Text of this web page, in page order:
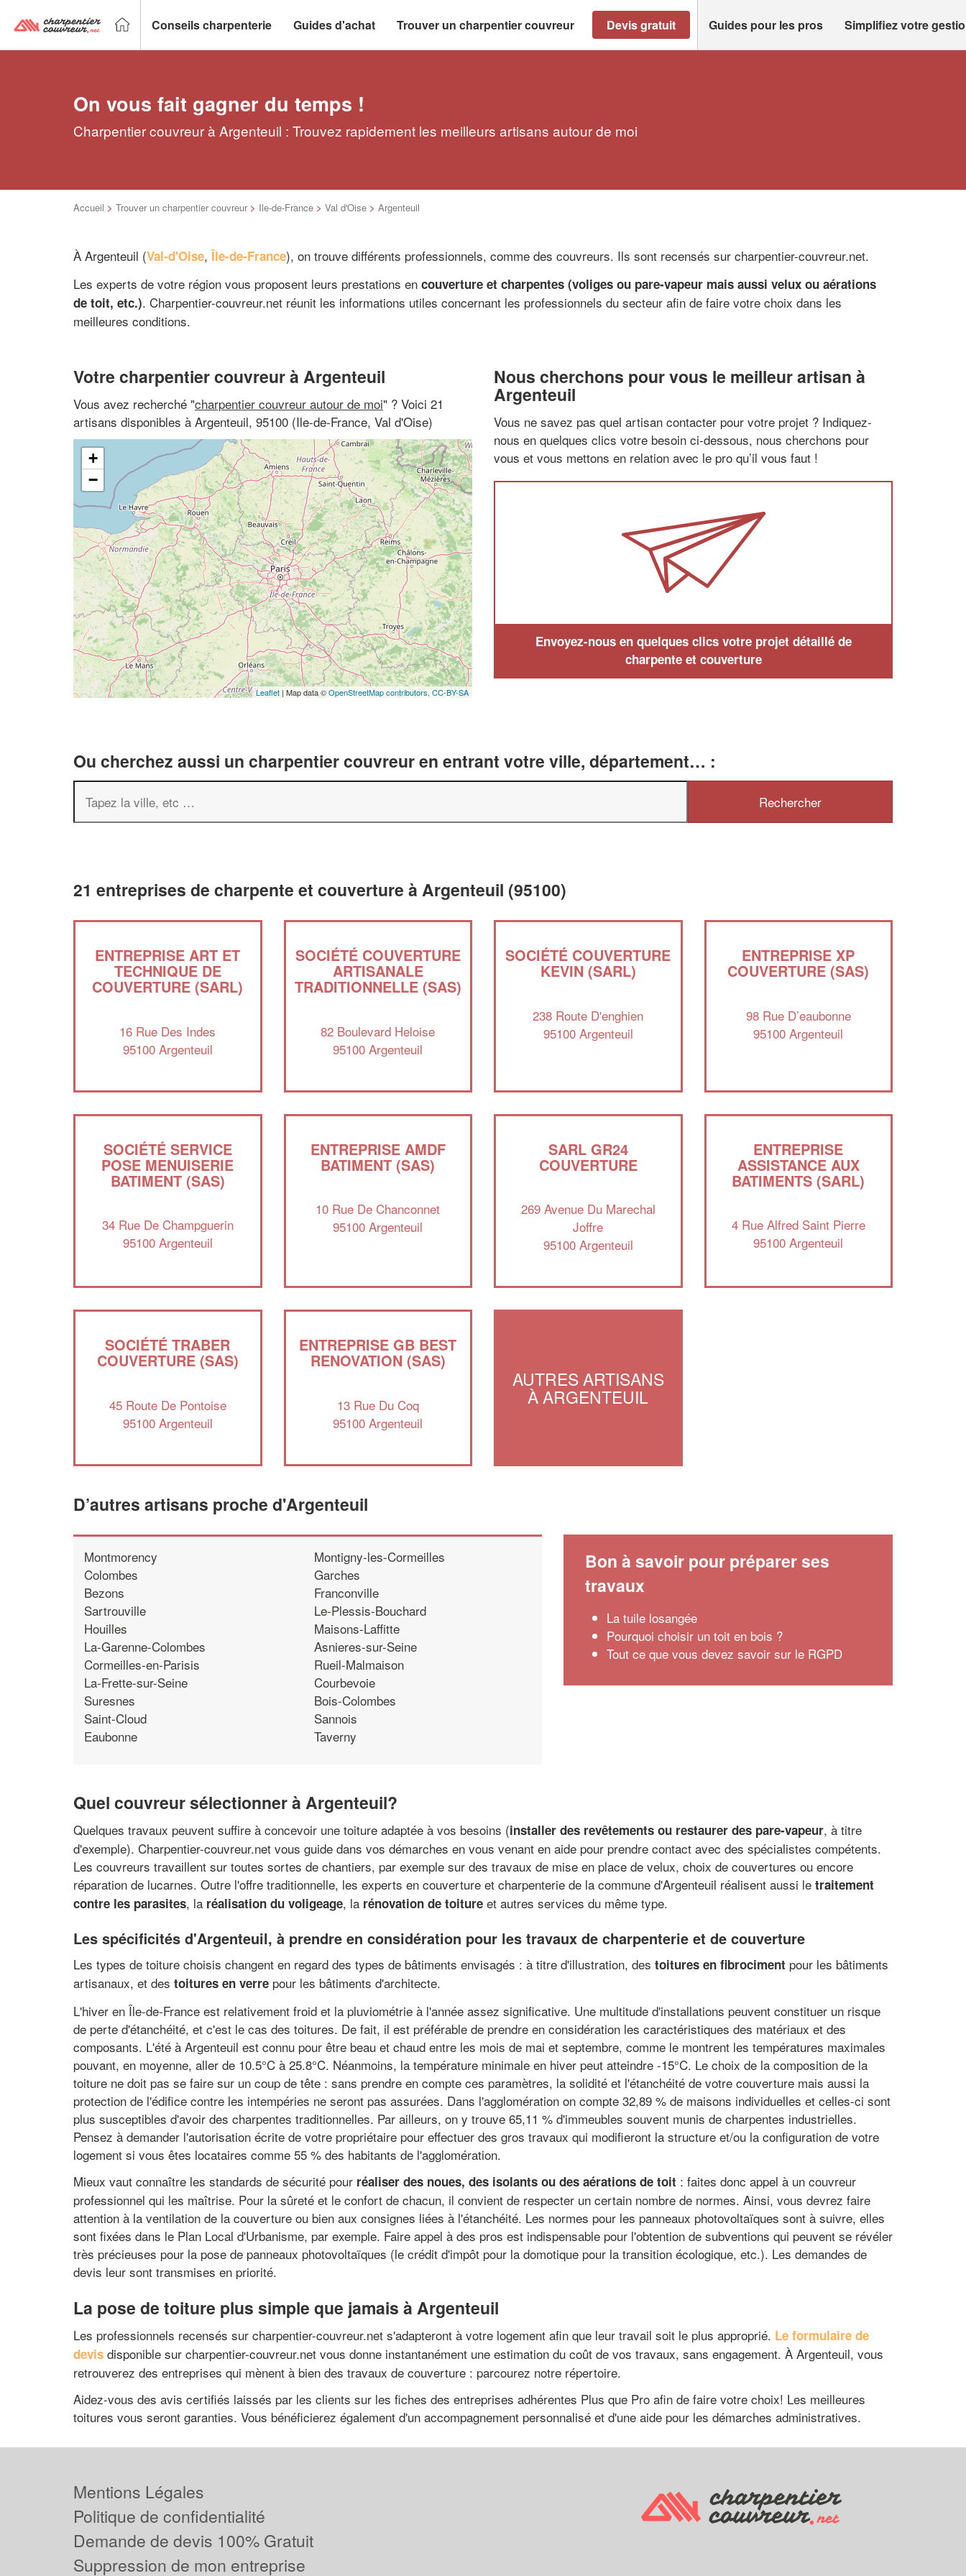
Conseils charpenterie Guides d'achat Trouver un charpentier couvreur Devis gratuit Guides pour les pros Simplifiez votre
On vous fait gagner du temps !
Charpentier couvreur à Argenteuil : Trouvez rapidement les meilleurs artisans autour de moi
Accueil > Trouver un charpentier couvreur > Ile-de-France > Val d'Oise > Argenteuil
À Argenteuil (Val-d'Oise,Île-de-France), on trouve différents professionnels, comme des couvreurs. Ils sont recensés sur charpentier-couvreur.net.
Les experts de votre région vous proposent leurs prestations en couverture et charpentes (voliges ou pare-vapeur mais aussi velux ou aérations
de toit, etc.). Charpentier-couvreur.net réunit les informations utiles concernant les professionnels du secteur afin de faire votre choix dans les
meilleures conditions.
Votre charpentier couvreur à Argenteuil
Vous avez recherché "charpentier couvreur autour de moi" ? Voici 21
artisans disponibles à Argenteuil, 95100 (Ile-de-France, Val d'Oise)
+
−
Leaflet | Map data ©OpenStreetMap contributors, CC-BY-SA
Nous cherchons pour vous le meilleur artisan à
Argenteuil
Vous ne savez pas quel artisan contacter pour votre projet ? Indiquez-
nous en quelques clics votre besoin ci-dessous, nous cherchons pour
vous et vous mettons en relation avec le pro qu’il vous faut !
Envoyez-nous en quelques clics votre projet détaillé de
charpente et couverture
Ou cherchez aussi un charpentier couvreur en entrant votre ville, département… :
21 entreprises de charpente et couverture à Argenteuil (95100)
ENTREPRISE ART ET
TECHNIQUE DE
COUVERTURE (SARL)
16 Rue Des Indes
95100 Argenteuil
SOCIÉTÉ COUVERTURE
ARTISANALE
TRADITIONNELLE (SAS)
82 Boulevard Heloise
95100 Argenteuil
SOCIÉTÉ COUVERTURE
KEVIN (SARL)
238 Route D'enghien
95100 Argenteuil
ENTREPRISE XP
COUVERTURE (SAS)
98 Rue D’eaubonne
95100 Argenteuil
SOCIÉTÉ SERVICE
POSE MENUISERIE
BATIMENT (SAS)
34 Rue De Champguerin
95100 Argenteuil
ENTREPRISE AMDF
BATIMENT (SAS)
10 Rue De Chanconnet
95100 Argenteuil
SARL GR24
COUVERTURE
269 Avenue Du Marechal
Joffre
95100 Argenteuil
ENTREPRISE
ASSISTANCE AUX
BATIMENTS (SARL)
4 Rue Alfred Saint Pierre
95100 Argenteuil
SOCIÉTÉ TRABER
COUVERTURE (SAS)
45 Route De Pontoise
95100 Argenteuil
ENTREPRISE GB BEST
RENOVATION (SAS)
13 Rue Du Coq
95100 Argenteuil
AUTRES ARTISANS
À ARGENTEUIL
D’autres artisans proche d'Argenteuil
Montmorency
Colombes
Bezons
Sartrouville
Houilles
La-Garenne-Colombes
Cormeilles-en-Parisis
La-Frette-sur-Seine
Suresnes
Saint-Cloud
Eaubonne
Montigny-les-Cormeilles
Garches
Franconville
Le-Plessis-Bouchard
Maisons-Laffitte
Asnieres-sur-Seine
Rueil-Malmaison
Courbevoie
Bois-Colombes
Sannois
Taverny
Bon à savoir pour préparer ses
travaux
La tuile losangée
Pourquoi choisir un toit en bois ?
Tout ce que vous devez savoir sur le RGPD
Quel couvreur sélectionner à Argenteuil?
Quelques travaux peuvent suffire à concevoir une toiture adaptée à vos besoins (installer des revêtements ou restaurer des pare-vapeur, à titre
d'exemple). Charpentier-couvreur.net vous guide dans vos démarches en vous venant en aide pour prendre contact avec des spécialistes compétents.
Les couvreurs travaillent sur toutes sortes de chantiers, par exemple sur des travaux de mise en place de velux, choix de couvertures ou encore
réparation de lucarnes. Outre l'offre traditionnelle, les experts en couverture et charpenterie de la commune d'Argenteuil réalisent aussi le traitement
contre les parasites, la réalisation du voligeage, la rénovation de toiture et autres services du même type.
Les spécificités d'Argenteuil, à prendre en considération pour les travaux de charpenterie et de couverture
Les types de toiture choisis changent en regard des types de bâtiments envisagés : à titre d'illustration, des toitures en fibrociment pour les bâtiments
artisanaux, et des toitures en verre pour les bâtiments d'architecte.
L'hiver en Île-de-France est relativement froid et la pluviométrie à l'année assez significative. Une multitude d'installations peuvent constituer un risque
de perte d'étanchéité, et c'est le cas des toitures. De fait, il est préférable de prendre en considération les caractéristiques des matériaux et des
composants. L'été à Argenteuil est connu pour être beau et chaud entre les mois de mai et septembre, comme le montrent les températures maximales
pouvant, en moyenne, aller de 10.5°C à 25.8°C. Néanmoins, la température minimale en hiver peut atteindre -15°C. Le choix de la composition de la
toiture ne doit pas se faire sur un coup de tête : sans prendre en compte ces paramètres, la solidité et l'étanchéité de votre couverture mais aussi la
protection de l'édifice contre les intempéries ne seront pas assurées. Dans l'agglomération on compte 32,89 % de maisons individuelles et celles-ci sont
plus susceptibles d'avoir des charpentes traditionnelles. Par ailleurs, on y trouve 65,11 % d'immeubles souvent munis de charpentes industrielles.
Pensez à demander l'autorisation écrite de votre propriétaire pour effectuer des gros travaux qui modifieront la structure et/ou la configuration de votre
logement si vous êtes locataires comme 55 % des habitants de l'agglomération.
Mieux vaut connaître les standards de sécurité pour réaliser des noues, des isolants ou des aérations de toit : faites donc appel à un couvreur
professionnel qui les maîtrise. Pour la sûreté et le confort de chacun, il convient de respecter un certain nombre de normes. Ainsi, vous devrez faire
attention à la ventilation de la couverture ou bien aux consignes liées à l'étanchéité. Les normes pour les panneaux photovoltaïques sont à suivre, elles
sont fixées dans le Plan Local d'Urbanisme, par exemple. Faire appel à des pros est indispensable pour l'obtention de subventions qui peuvent se révéler
très précieuses pour la pose de panneaux photovoltaïques (le crédit d'impôt pour la domotique pour la transition écologique, etc.). Les demandes de
devis leur sont transmises en priorité.
La pose de toiture plus simple que jamais à Argenteuil
Les professionnels recensés sur charpentier-couvreur.net s'adapteront à votre logement afin que leur travail soit le plus approprié. Le formulaire de
devis disponible sur charpentier-couvreur.net vous donne instantanément une estimation du coût de vos travaux, sans engagement. À Argenteuil, vous
retrouverez des entreprises qui mènent à bien des travaux de couverture : parcourez notre répertoire.
Aidez-vous des avis certifiés laissés par les clients sur les fiches des entreprises adhérentes Plus que Pro afin de faire votre choix! Les meilleures
toitures vous seront garanties. Vous bénéficierez également d'un accompagnement personnalisé et d'une aide pour les démarches administratives.
Vous êtes un
Mentions Légales
Politique de confidentialité
Demande de devis 100% Gratuit
Suppression de mon entreprise